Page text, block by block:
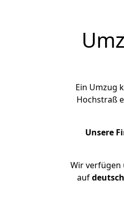
Ein Umzug
Hochstraß
Unsere
Wir verfügen
auf